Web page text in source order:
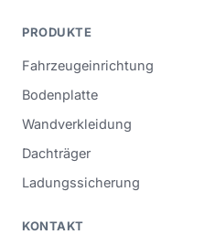
PRODUKTE
Fahrzeugeinrichtung
Bodenplatte
Wandverkleidung
Dachträger
Ladungssicherung
KONTAKT